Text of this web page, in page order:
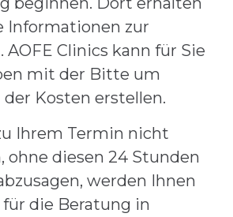
Informationen zur
Clinics kann für Sie
mit der Bitte um
Kosten erstellen.
Ihrem Termin nicht
ohne diesen 24 Stunden
werden Ihnen
die Beratung in